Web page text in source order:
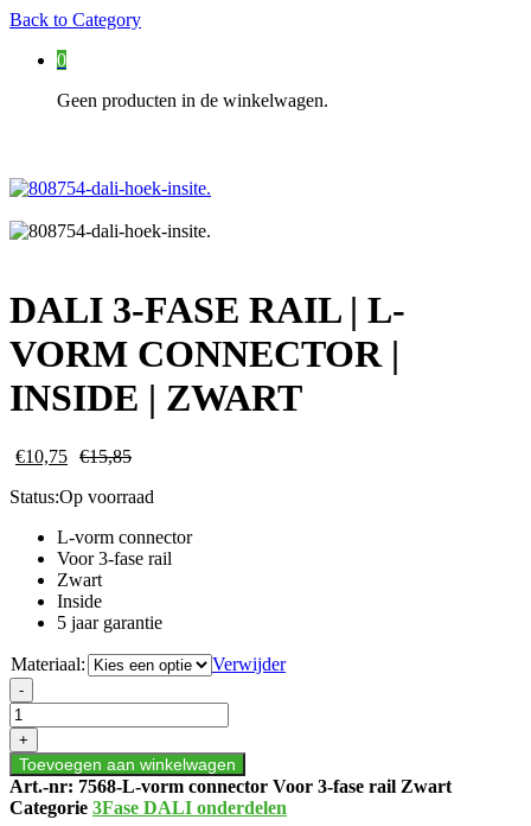
Back to Category
0
Geen producten in de winkelwagen.
DALI 3-FASE RAIL | L-
VORM CONNECTOR |
INSIDE | ZWART
€10,75 €15,85
Status:Op voorraad
L-vorm connector
Voor 3-fase rail
Zwart
Inside
5 jaar garantie
Materiaal:
Verwijder
DALI
3-
FASE
RAIL
|
L-
VORM
-
+
Toevoegen aan winkelwagen
Art.-nr: 7568-L-vorm connector Voor 3-fase rail Zwart
Categorie 3Fase DALI onderdelen